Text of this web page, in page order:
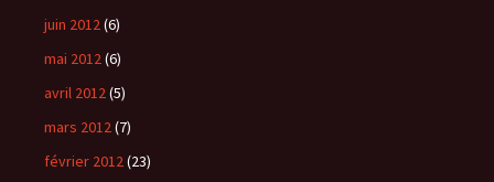
juin 2012(6)
mai 2012(6)
avril 2012(5)
mars 2012(7)
février 2012(23)